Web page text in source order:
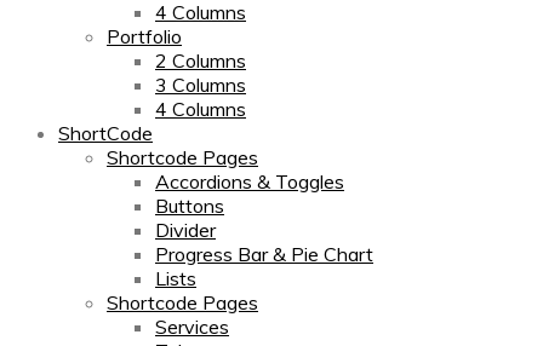
4 Columns
Portfolio
2 Columns
3 Columns
4 Columns
ShortCode
Shortcode Pages
Accordions & Toggles
Buttons
Divider
Progress Bar & Pie Chart
Lists
Shortcode Pages
Services